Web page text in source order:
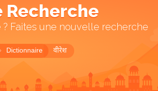
Recherche
? Faites une nouvelle recherche
Dictionnaire वीरेश